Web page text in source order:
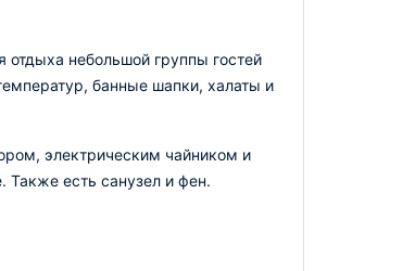
отдыха небольшой группы гостей
банные шапки, халаты и
электрическим чайником и
Также есть санузел и фен.